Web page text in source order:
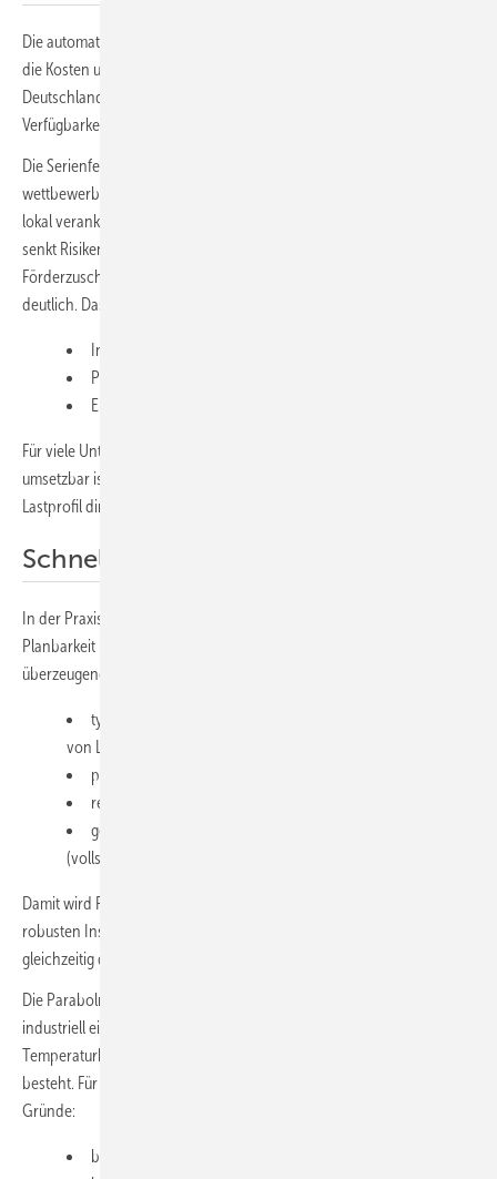
Die automatisierte Produktion der Parabolspiegel mit Robotern senkt
die Kosten und erhöht die Qualität der Systeme. Sie werden in
Deutschland gefertigt, das erlaubt kurze Lieferketten und hohe
Verfügbarkeit. Qualität und Präzision sind gleichbleibend hoch.
Die Serienfertigung ist skalierbar, die Investitionskosten sind
wettbewerbsfähig. Technologie, Wertschöpfung und Service sind
lokal verankert. Das ist ein wesentlicher Vorteil für die Beschaffung,
senkt Risiken und erhöht die Resilienz. Zudem senken
Förderzuschüsse zwischen 40 und 50 Prozent die Investitionshürde
deutlich. Das beeinflusst direkt:
Investitionshöhe und Finanzierung,
Projekt-IRR und Payback,
Entscheidungsrisiko und Umsetzungs­geschwindigkeit.
Für viele Unternehmen entsteht dadurch ein Projekt, das kurzfristig
umsetzbar ist – insbesondere, wenn die Wärme in einem stabilen
Lastprofil direkt genutzt wird.
Schnelle Refinanzierung
In der Praxis zählen drei Kennzahlen: Wärmegestehungskosten,
Planbarkeit und Risiko. Die Parabolrinnen-Solarthermie liefert dafür
überzeugende Antworten:
typische Amortisation von vier bis sechs Jahren (abhängig
von Lastprofil, Temperatur, Integration),
planbare Wärmekosten mehr als 20 Jahre,
reduzierte Abhängigkeit von Gaspreis und CO₂-Kosten,
geringere Risiken beim Netzausbau und Netzanschluss
(vollständige Elektrifizierung).
Damit wird PTC für energieintensive Betriebe und Stadtwerke zum
robusten Instrument, um Wärmekosten zu stabilisieren und
gleichzeitig die Klimaziele sicher zu erreichen.
Die Parabolrinnen-Solarthermie ist kein Nischenkonzept, sondern ein
industriell einsetzbarer Baustein zur Dekarbonisierung für jene
Temperaturbereiche, in denen heute der größte Handlungsdruck
besteht. Für Deutschland und Mitteleuropa sprechen gleich mehrere
Gründe:
breiter Einsatzbereich 50 bis 300 Grad Celsius,